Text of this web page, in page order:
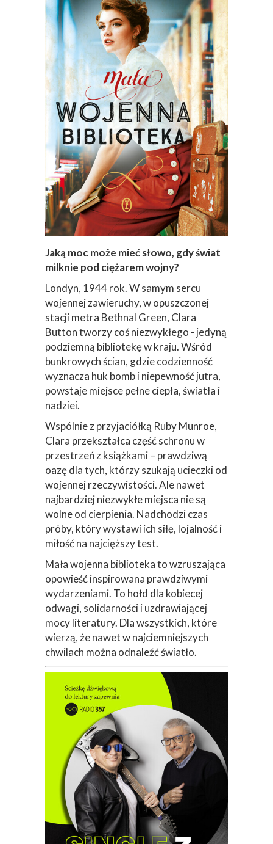
Jaką moc może mieć słowo, gdy świat
milknie pod ciężarem wojny?
Londyn, 1944 rok. W samym sercu
wojennej zawieruchy, w opuszczonej
stacji metra Bethnal Green, Clara
Button tworzy coś niezwykłego - jedyną
podziemną bibliotekę w kraju. Wśród
bunkrowych ścian, gdzie codzienność
wyznacza huk bomb i niepewność jutra,
powstaje miejsce pełne ciepła, światła i
nadziei.
Wspólnie z przyjaciółką Ruby Munroe,
Clara przekształca część schronu w
przestrzeń z książkami – prawdziwą
oazę dla tych, którzy szukają ucieczki od
wojennej rzeczywistości. Ale nawet
najbardziej niezwykłe miejsca nie są
wolne od cierpienia. Nadchodzi czas
próby, który wystawi ich siłę, lojalność i
miłość na najcięższy test.
Mała wojenna biblioteka to wzruszająca
opowieść inspirowana prawdziwymi
wydarzeniami. To hołd dla kobiecej
odwagi, solidarności i uzdrawiającej
mocy literatury. Dla wszystkich, które
wierzą, że nawet w najciemniejszych
chwilach można odnaleźć światło.